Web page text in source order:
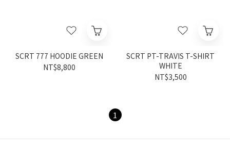
SCRT 777 HOODIE GREEN
NT$8,800
SCRT PT-TRAVIS T-SHIRT
WHITE
NT$3,500
1